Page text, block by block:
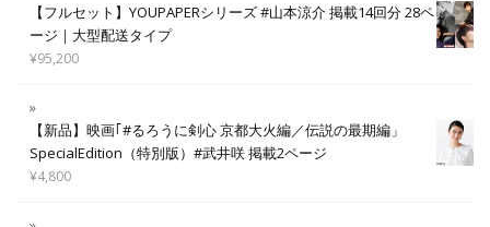
【フルセット】YOUPAPERシリーズ #山本涼介 掲載14回分 28ペ
ージ｜大型配送タイプ
¥95,200
【新品】映画｢#るろうに剣心 京都大火編／伝説の最期編」
SpecialEdition（特別版）#武井咲 掲載2ページ
¥4,800